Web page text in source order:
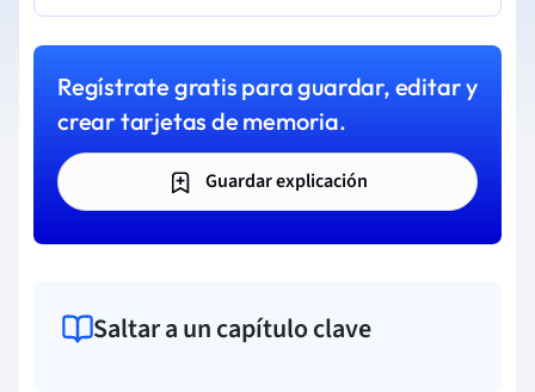
Regístrate gratis para guardar, editar y
crear tarjetas de memoria.
Guardar explicación
Saltar a un capítulo clave